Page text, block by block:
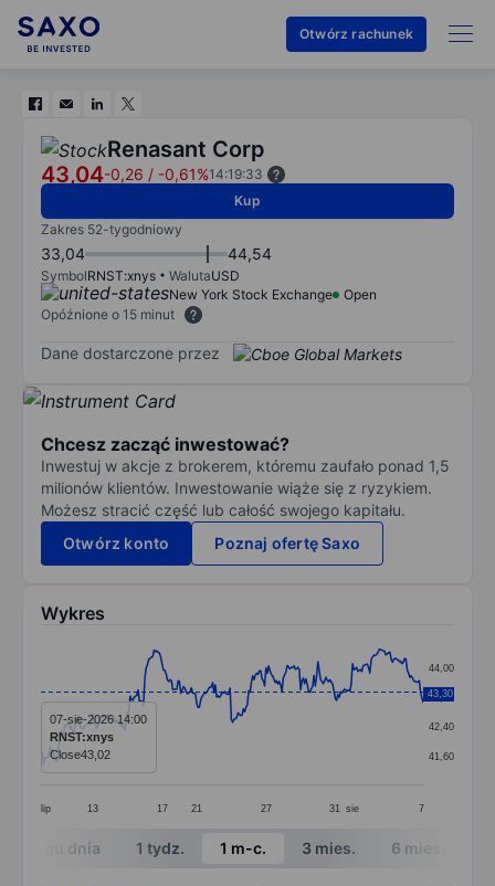
Otwórz rachunek
Renasant Corp
43,04-0,26 / -0,61%14:19:33
Kup
Zakres 52-tygodniowy
33,04 44,54
SymbolRNST:xnys WalutaUSD
New York Stock Exchange
Open
Opóźnione o 15 minut
Dane dostarczone przez
Chcesz zacząć inwestować?
Inwestuj w akcje z brokerem, któremu zaufało ponad 1,5
milionów klientów. Inwestowanie wiąże się z ryzykiem.
Możesz stracić część lub całość swojego kapitału.
Otwórz konto
Poznaj ofertę Saxo
Wykres
Line chart with 288 data points.
The chart has 1 X axis displaying categories.
The chart has 1 Y axis displaying values. Data
lip 13 17 21 27 31 sie 7
41,60
42,40
43,20
44,00
43,30
07-sie-2026 14:00
RNST:xnys
Close43,02
End of interactive chart.
W ciągu dnia 1 tydz. 1 m-c. 3 mies. 6 mies.